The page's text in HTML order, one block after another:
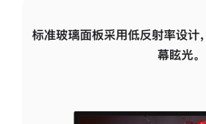
标准玻璃面板采用低反射率设计
幕眩光。